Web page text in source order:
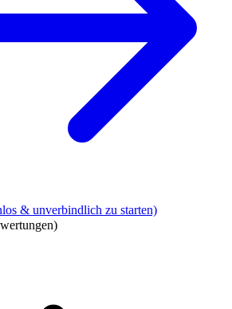
& unverbindlich zu starten)